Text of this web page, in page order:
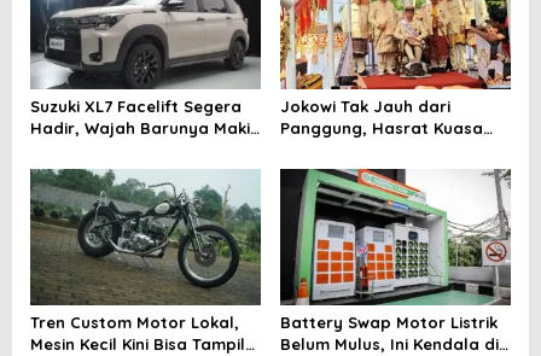
n
Suzuki XL7 Facelift Segera
Hadir, Wajah Barunya Makin
Jokowi Tak Jauh dari
Panggung, Hasrat Kuasa
Tren Custom Motor Lokal,
Mesin Kecil Kini Bisa Tampil
Battery Swap Motor Listrik
Belum Mulus, Ini Kendala di